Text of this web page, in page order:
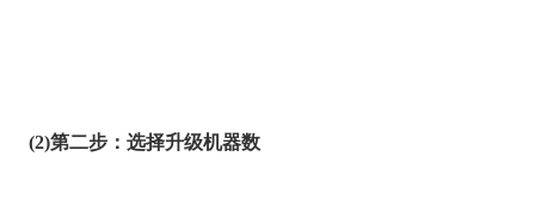
(2)第二步：选择升级机器数